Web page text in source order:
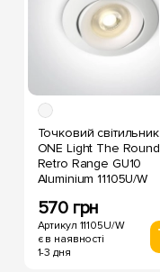
Точковий світильник
ONE Light The Round
Retro Range GU10
Aluminium 11105U/W
570 грн
Артикул 11105U/W
є в наявності
1-3 дня